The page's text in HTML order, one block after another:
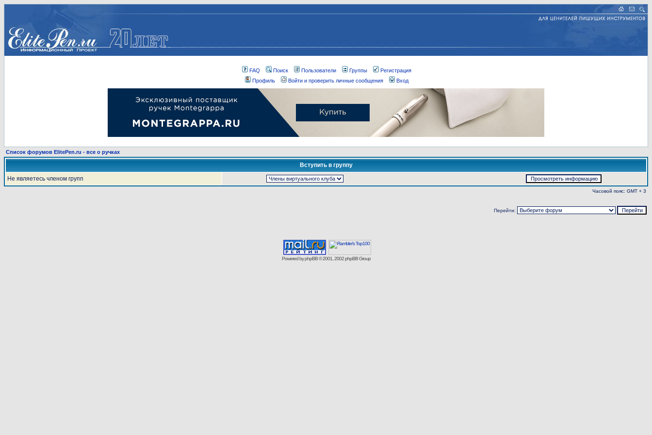
FAQ Поиск Пользователи Группы
Регистрация
Профиль
Войти и проверить личные сообщения Вход
Список форумов ElitePen.ru - все о ручках
Вступить в группу
Не являетесь членом групп
Часовой пояс: GMT + 3
Перейти:
Powered byphpBB© 2001, 2002 phpBB Group